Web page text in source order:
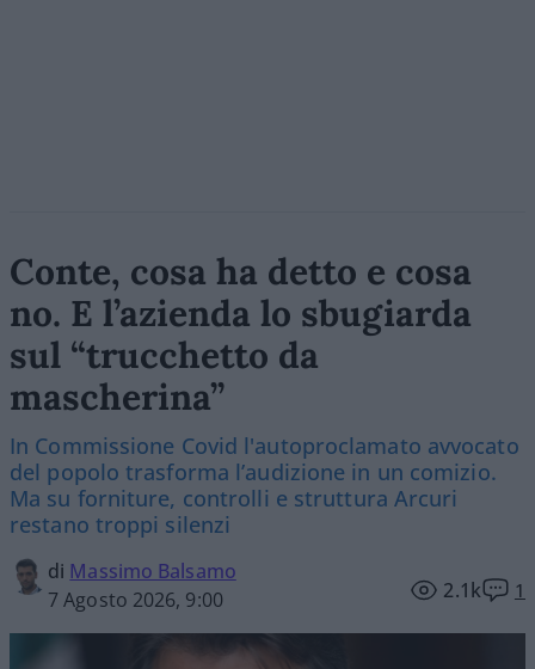
Conte, cosa ha detto e cosa
no. E l’azienda lo sbugiarda
sul “trucchetto da
mascherina”
In Commissione Covid l'autoproclamato avvocato
del popolo trasforma l’audizione in un comizio.
Ma su forniture, controlli e struttura Arcuri
restano troppi silenzi
di Massimo Balsamo
7 Agosto 2026, 9:00
2.1k 1